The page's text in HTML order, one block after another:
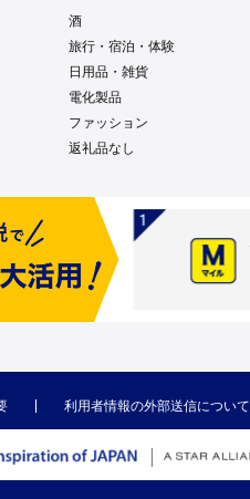
酒
旅行・宿泊・体験
日用品・雑貨
電化製品
ファッション
返礼品なし
利用者情報の外部送信について